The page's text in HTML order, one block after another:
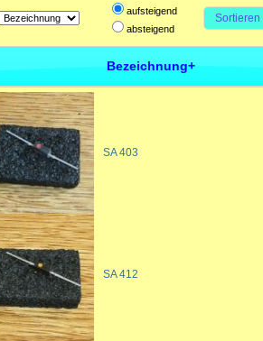
aufsteigend
absteigend
Sortieren
Bezeichnung+
SA 403
SA 412